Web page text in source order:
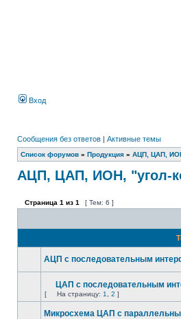
Вход
Сообщения без ответов | Активные темы
Список форумов » Продукция » АЦП, ЦАП,
АЦП, ЦАП, ИОН, "угол-
Страница 1 из 1 [ Тем: 6 ]
АЦП с последовательным
ЦАП с последовательным
[ На страницу: 1 2 ]
Микросхема ЦАП с